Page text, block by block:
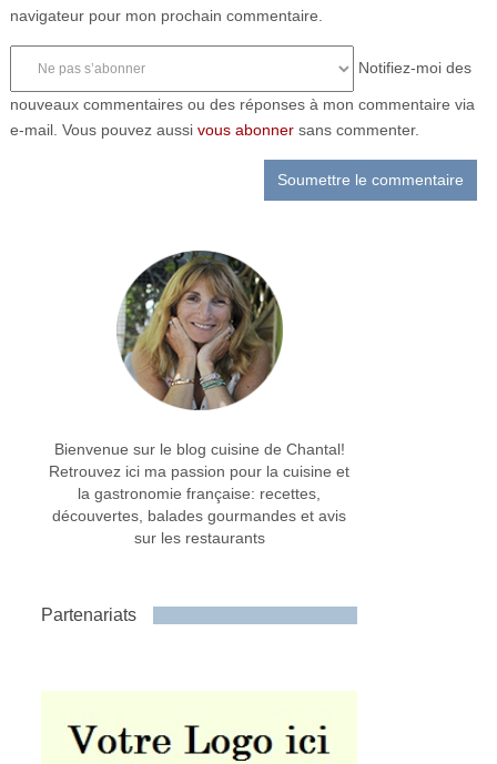
navigateur pour mon prochain commentaire.
Notifiez-moi des
nouveaux commentaires ou des réponses à mon commentaire via
e-mail. Vous pouvez aussi vous abonnersans commenter.
Bienvenue sur le blog cuisine de Chantal!
Retrouvez ici ma passion pour la cuisine et
la gastronomie française: recettes,
découvertes, balades gourmandes et avis
sur les restaurants
Partenariats